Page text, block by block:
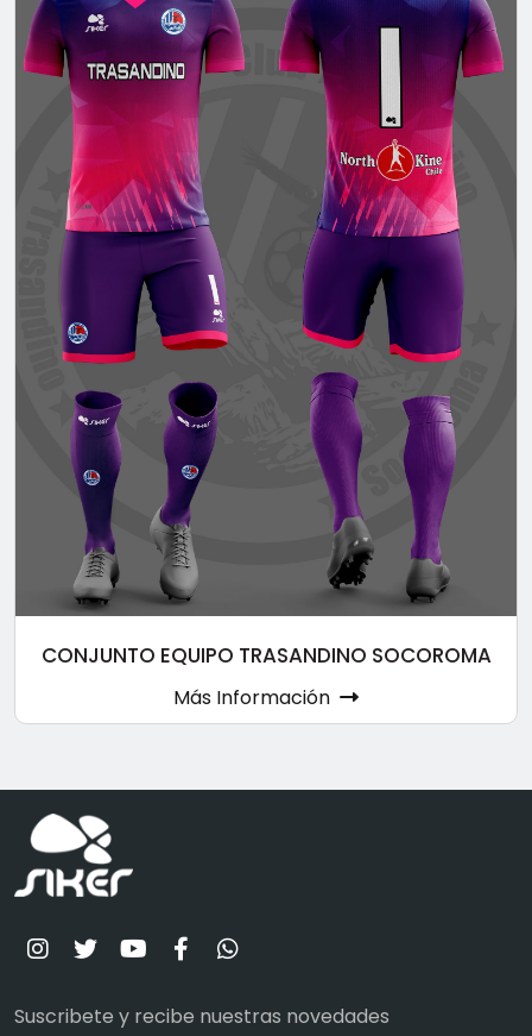
CONJUNTO EQUIPO TRASANDINO SOCOROMA
Más Información
Suscribete y recibe nuestras novedades